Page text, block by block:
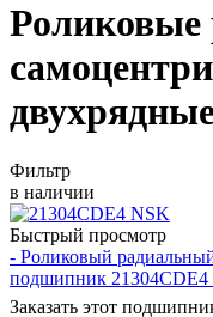
Роликовые
Фильтр
в наличии
Быстрый просмотр
- Роликовый
подшипник 21304CDE4
Заказать этот